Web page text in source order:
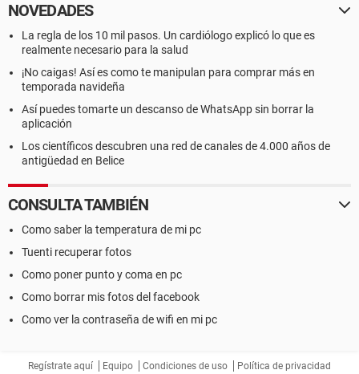
NOVEDADES
La regla de los 10 mil pasos. Un cardiólogo explicó lo que es
realmente necesario para la salud
¡No caigas! Así es como te manipulan para comprar más en
temporada navideña
Así puedes tomarte un descanso de WhatsApp sin borrar la
aplicación
Los científicos descubren una red de canales de 4.000 años de
antigüedad en Belice
CONSULTA TAMBIÉN
Como saber la temperatura de mi pc
Tuenti recuperar fotos
Como poner punto y coma en pc
Como borrar mis fotos del facebook
Como ver la contraseña de wifi en mi pc
Regístrate aquí Equipo Condiciones de uso Política de privacidad